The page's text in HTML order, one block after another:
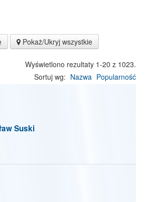
Pokaż/Ukryj wszystkie
Wyświetlono rezultaty 1-20 z 1023.
Sortuj wg: Nazwa Popularność
Suski